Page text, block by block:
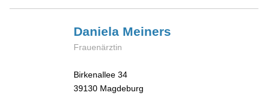
Daniela Meiners
Frauenärztin
Birkenallee 34
39130 Magdeburg